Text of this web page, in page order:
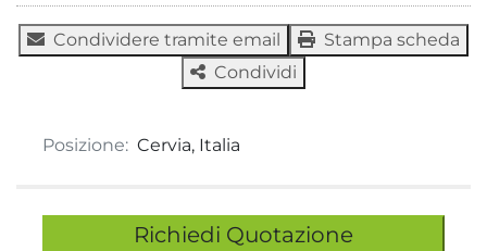
Condividere tramite email
Stampa scheda
Condividi
Posizione: Cervia, Italia
Richiedi Quotazione